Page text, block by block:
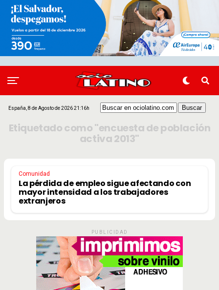
España, 8 de Agosto de 2026 21:16h
Etiquetado como "encuesta de población
activa 2013"
Comunidad
La pérdida de empleo sigue afectando con
mayor intensidad a los trabajadores
extranjeros
PUBLICIDAD